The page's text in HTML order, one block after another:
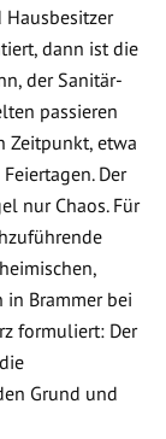
Hausbesitzer
dann ist die
der Sanitär-
passieren
Zeitpunkt, etwa
Der
nur Chaos. Für
Brammer bei
formuliert: Der
Grund und